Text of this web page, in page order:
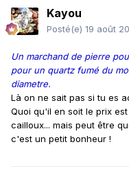
Kayou
Posté(e) 19 août
Un marchand de pierre
pour un quartz fumé du
diametre.
Là on ne sait pas si tu es
Quoi qu'il en soit le prix
cailloux... mais peut être
c'est un petit bonheur !